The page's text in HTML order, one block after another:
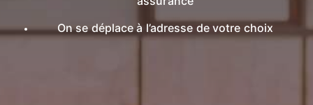
On se déplace à l’adresse de votre choix